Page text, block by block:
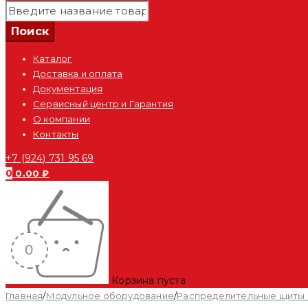
Каталог
Доставка и оплата
Документация
Сервисный центр и Гарантия
О компании
Контакты
+7 (924) 731 95 69
0 0.00₽
Корзина пуста
Главная/Модульное оборудование/Распределительные